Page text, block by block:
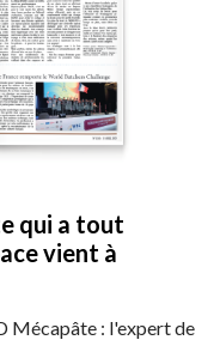
qui a tout
vient à
Mécapâte : l'expert de